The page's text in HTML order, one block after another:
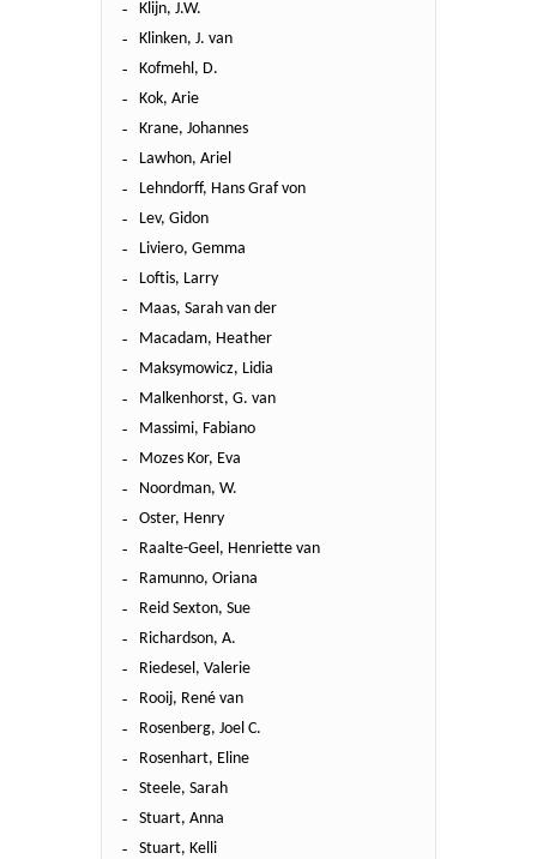
Klijn, J.W.
Klinken, J. van
Kofmehl, D.
Kok, Arie
Krane, Johannes
Lawhon, Ariel
Lehndorff, Hans Graf von
Lev, Gidon
Liviero, Gemma
Loftis, Larry
Maas, Sarah van der
Macadam, Heather
Maksymowicz, Lidia
Malkenhorst, G. van
Massimi, Fabiano
Mozes Kor, Eva
Noordman, W.
Oster, Henry
Raalte-Geel, Henriette van
Ramunno, Oriana
Reid Sexton, Sue
Richardson, A.
Riedesel, Valerie
Rooij, René van
Rosenberg, Joel C.
Rosenhart, Eline
Steele, Sarah
Stuart, Anna
Stuart, Kelli